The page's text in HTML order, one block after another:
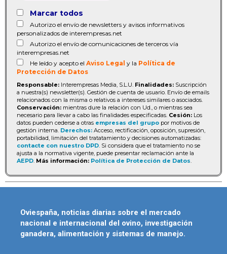
Marcar todos
Autorizo el envío de newsletters y avisos informativos
personalizados de interempresas.net
Autorizo el envío de comunicaciones de terceros vía
interempresas.net
He leído y acepto el Aviso Legal y la Política de
Protección de Datos
Responsable: Interempresas Media, S.L.U. Finalidades: Suscripción
a nuestra(s) newsletter(s). Gestión de cuenta de usuario. Envío de emails
relacionados con la misma o relativos a intereses similares o asociados.
Conservación: mientras dure la relación con Ud., o mientras sea
necesario para llevar a cabo las finalidades especificadas. Cesión: Los
datos pueden cederse a otras empresas del grupo por motivos de
gestión interna. Derechos: Acceso, rectificación, oposición, supresión,
portabilidad, limitación del tratatamiento y decisiones automatizadas:
contacte con nuestro DPD. Si considera que el tratamiento no se
ajusta a la normativa vigente, puede presentar reclamación ante la
AEPD. Más información: Política de Protección de Datos.
Oviespaña, noticias diarias sobre el mercado
nacional e internacional del ovino, investigación
ganadera, alimentación y sistemas de manejo.